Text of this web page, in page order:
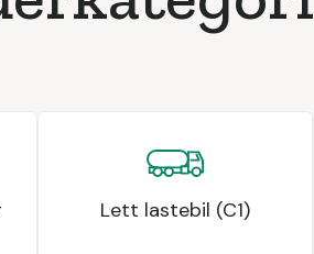
Lett lastebil (C1)